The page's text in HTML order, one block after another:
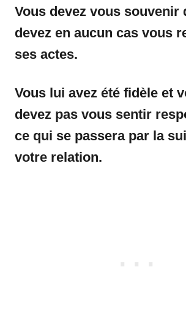
Vous devez vous souvenir
devez en aucun cas vous
ses actes.
Vous lui avez été fidèle et
devez pas vous sentir
ce qui se passera par la
votre relation.